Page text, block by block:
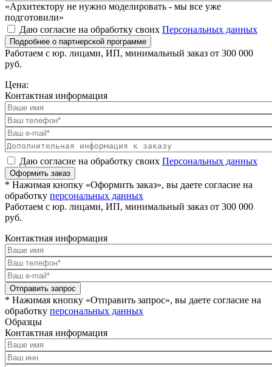
«Архитектору не нужно моделировать - мы все уже
подготовили»
Даю согласие на обработку своих Персональных данных
Подробнее о партнерской программе
Работаем с юр. лицами, ИП, минимальный заказ от 300 000
руб.
Цена:
Контактная информация
Даю согласие на обработку своих Персональных данных
Оформить заказ
* Нажимая кнопку «Оформить заказ», вы даете согласие на
обработку персональных данных
Работаем с юр. лицами, ИП, минимальный заказ от 300 000
руб.
Контактная информация
Отправить запрос
* Нажимая кнопку «Отправить запрос», вы даете согласие на
обработку персональных данных
Образцы
Контактная информация